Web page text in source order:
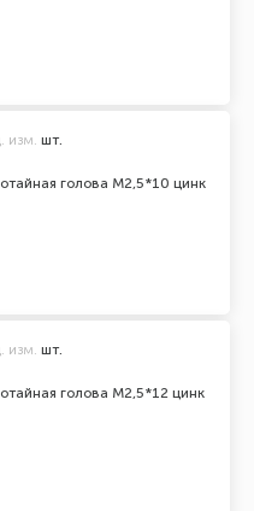
голова М2,5*10 цинк
изм. шт.
голова М2,5*12 цинк
изм. шт.